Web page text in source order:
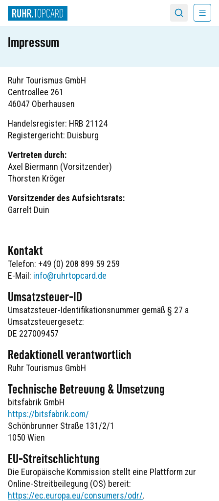
Menü
Impressum
Ruhr Tourismus GmbH
Centroallee 261
46047 Oberhausen
Handelsregister: HRB 21124
Registergericht: Duisburg
Vertreten durch:
Axel Biermann (Vorsitzender)
Thorsten Kröger
Vorsitzender des Aufsichtsrats:
Garrelt Duin
Kontakt
Telefon: +49 (0) 208 899 59 259
E-Mail: info@ruhrtopcard.de
Umsatzsteuer-ID
Umsatzsteuer-Identifikationsnummer gemäß § 27 a
Umsatzsteuergesetz:
DE 227009457
Redaktionell verantwortlich
Ruhr Tourismus GmbH
Technische Betreuung & Umsetzung
bitsfabrik GmbH
https://bitsfabrik.com/
Schönbrunner Straße 131/2/1
1050 Wien
EU-Streitschlichtung
Die Europäische Kommission stellt eine Plattform zur
Online-Streitbeilegung (OS) bereit:
https://ec.europa.eu/consumers/odr/.